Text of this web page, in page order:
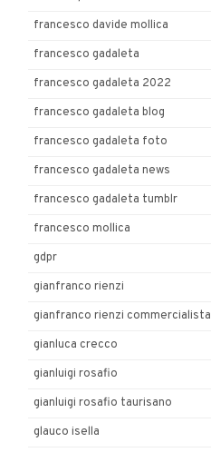
francesco davide mollica
francesco gadaleta
francesco gadaleta 2022
francesco gadaleta blog
francesco gadaleta foto
francesco gadaleta news
francesco gadaleta tumblr
francesco mollica
gdpr
gianfranco rienzi
gianfranco rienzi commercialista
gianluca crecco
gianluigi rosafio
gianluigi rosafio taurisano
glauco isella